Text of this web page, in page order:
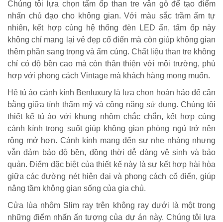
Chúng tôi lựa chọn tấm ốp than tre vân gỗ để tạo điểm
nhấn chủ đạo cho không gian. Với màu sắc trầm ấm tự
nhiên, kết hợp cùng hệ thống đèn LED ẩn, tấm ốp này
không chỉ mang lại vẻ đẹp cổ điển mà còn giúp không gian
thêm phần sang trọng và ấm cúng. Chất liệu than tre không
chỉ có độ bền cao mà còn thân thiện với môi trường, phù
hợp với phong cách Vintage mà khách hàng mong muốn.
Hệ tủ áo cánh kính Benluxury là lựa chọn hoàn hảo để cân
bằng giữa tính thẩm mỹ và công năng sử dụng. Chúng tôi
thiết kế tủ áo với khung nhôm chắc chắn, kết hợp cùng
cánh kính trong suốt giúp không gian phòng ngủ trở nên
rộng mở hơn. Cánh kính mang đến sự nhẹ nhàng nhưng
vẫn đảm bảo độ bền, đồng thời dễ dàng vệ sinh và bảo
quản. Điểm đặc biệt của thiết kế này là sự kết hợp hài hòa
giữa các đường nét hiện đại và phong cách cổ điển, giúp
nâng tầm không gian sống của gia chủ.
Cửa lùa nhôm Slim ray trên không ray dưới là một trong
những điểm nhấn ấn tượng của dự án này. Chúng tôi lựa